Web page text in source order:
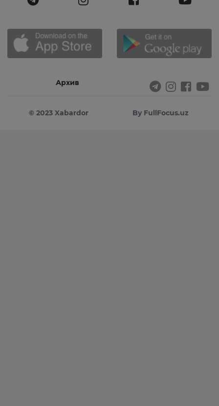
Архив
© 2023 Xabardor By FullFocus.uz